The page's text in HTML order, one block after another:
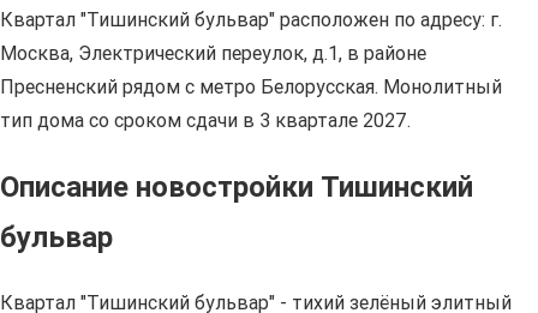
Квартал "Тишинский бульвар" расположен по адресу: г.
Москва, Электрический переулок, д.1, в районе
Пресненский рядом с метро Белорусская. Монолитный
тип дома со сроком сдачи в 3 квартале 2027.
Описание новостройки Тишинский
бульвар
Квартал "Тишинский бульвар" - тихий зелёный элитный